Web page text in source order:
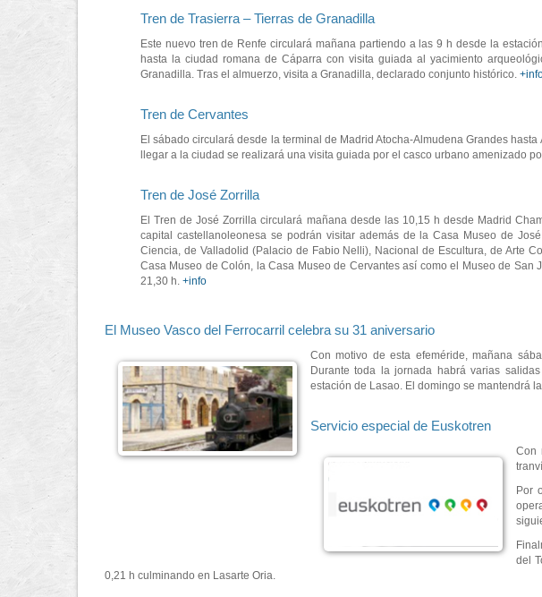
Tren de Trasierra – Tierras de Granadilla
Este nuevo tren de Renfe circulará mañana partiendo a las 9 h desde la
hasta la ciudad romana de Cáparra con visita guiada al yacimiento
Granadilla. Tras el almuerzo, visita a Granadilla, declarado conjunto histórico.
Tren de Cervantes
El sábado circulará desde la terminal de Madrid Atocha-Almudena Grandes
llegar a la ciudad se realizará una visita guiada por el casco urbano amenizado
Tren de José Zorrilla
El Tren de José Zorrilla circulará mañana desde las 10,15 h desde Madrid
capital castellanoleonesa se podrán visitar además de la Casa Museo de
Ciencia, de Valladolid (Palacio de Fabio Nelli), Nacional de Escultura, de Arte
Casa Museo de Colón, la Casa Museo de Cervantes así como el Museo de
21,30 h. +info
El Museo Vasco del Ferrocarril celebra su 31 aniversario
Con motivo de esta efeméride, mañana
Durante toda la jornada habrá varias
estación de Lasao. El domingo se mantendrá
Servicio especial de Euskotren
Con
Por
del
0,21 h culminando en Lasarte Oria.